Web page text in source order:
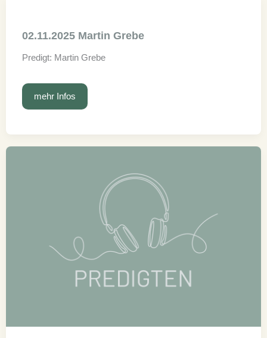
02.11.2025 Martin Grebe
Predigt: Martin Grebe
02.11.2025
Grebe
mehr Infos